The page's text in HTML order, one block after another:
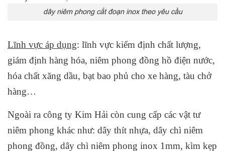
dây niêm phong cắt đoạn inox theo yêu cầu
Lĩnh vực áp dụng: lĩnh vực kiểm định chất lượng,
giám định hàng hóa, niêm phong đồng hồ điện nước,
hóa chất xăng dầu, bạt bao phủ cho xe hàng, tàu chở
hàng…
Ngoài ra công ty Kim Hải còn cung cấp các vật tư
niêm phong khác như: dây thít nhựa, dây chì niêm
phong đồng, dây chì niêm phong inox 1mm, kìm kẹp